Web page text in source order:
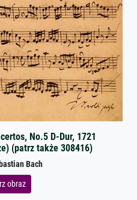
No.5 D-Dur, 1721
(patrz także 308416)
Bach
obraz